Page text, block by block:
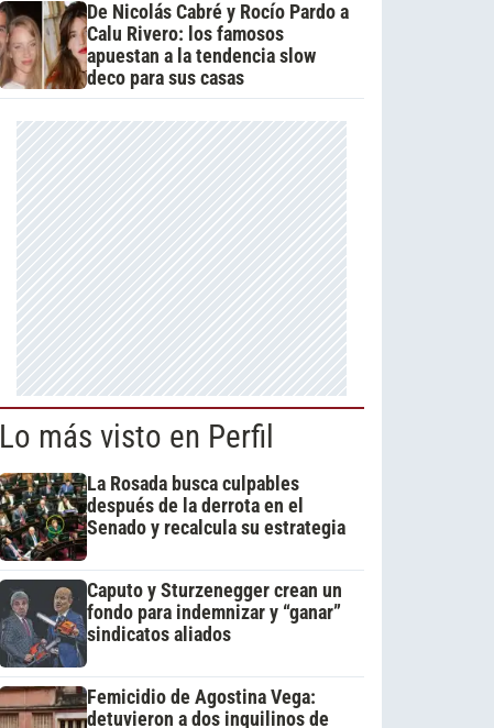
De Nicolás Cabré y Rocío Pardo a
Calu Rivero: los famosos
apuestan a la tendencia slow
deco para sus casas
Lo más visto en Perfil
La Rosada busca culpables
después de la derrota en el
Senado y recalcula su estrategia
Caputo y Sturzenegger crean un
fondo para indemnizar y “ganar”
sindicatos aliados
Femicidio de Agostina Vega:
detuvieron a dos inquilinos de